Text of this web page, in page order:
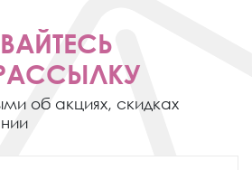
об акциях, скидках